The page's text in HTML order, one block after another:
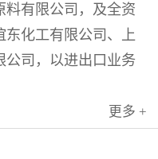
料有限公司，及全资
东化工有限公司、上
公司，以进出口业务
活的市场对策和创造
更多 +